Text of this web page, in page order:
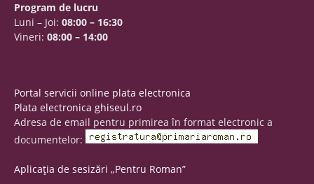
Program de lucru
Luni – Joi: 08:00 – 16:30
Vineri: 08:00 – 14:00
Portal servicii online plata electronica
Plata electronica ghiseul.ro
Adresa de email pentru primirea în format electronic a
documentelor:
Aplicația de sesizări „Pentru Roman”